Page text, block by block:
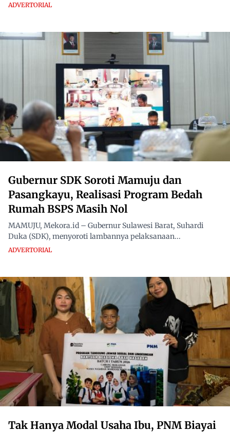
ADVERTORIAL
Gubernur SDK Soroti Mamuju dan
Pasangkayu, Realisasi Program Bedah
Rumah BSPS Masih Nol
MAMUJU, Mekora.id – Gubernur Sulawesi Barat, Suhardi
Duka (SDK), menyoroti lambannya pelaksanaan...
ADVERTORIAL
Tak Hanya Modal Usaha Ibu, PNM Biayai